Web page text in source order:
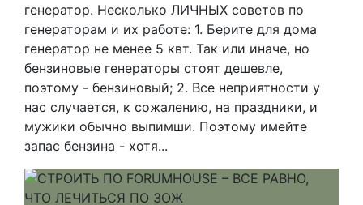
генератор. Несколько ЛИЧНЫХ советов по
генераторам и их работе: 1. Берите для дома
генератор не менее 5 квт. Так или иначе, но
бензиновые генераторы стоят дешевле,
поэтому - бензиновый; 2. Все неприятности у
нас случается, к сожалению, на праздники, и
мужики обычно выпимши. Поэтому имейте
запас бензина - хотя...